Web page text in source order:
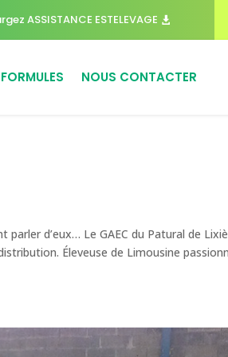
ASSISTANCE ESTELEVAGE
NOUS CONTACTER
d’eux… Le GAEC du Patural de
Éleveuse de Limousine